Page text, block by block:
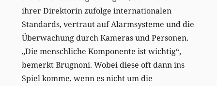
ihrer Direktorin zufolge internationalen
Standards, vertraut auf Alarmsysteme und die
Überwachung durch Kameras und Personen.
„Die menschliche Komponente ist wichtig“,
bemerkt Brugnoni. Wobei diese oft dann ins
Spiel komme, wenn es nicht um die